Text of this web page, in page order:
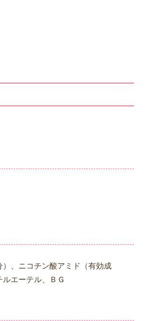
、ニコチン酸アミド（有効成
エーテル、ＢＧ